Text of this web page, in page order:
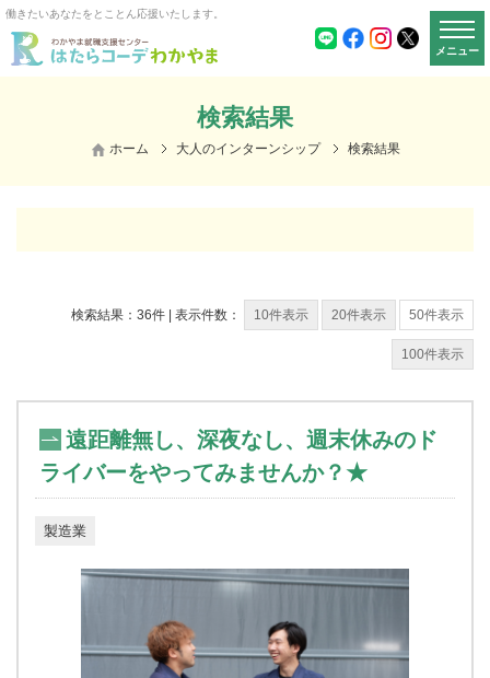
働きたいあなたをとことん応援いたします。
メニュー
検索結果
ホーム 大人のインターンシップ 検索結果
検索結果：36件 | 表示件数： 10件表示 20件表示 50件表示
100件表示
遠距離無し、深夜なし、週末休みのド
ライバーをやってみませんか？★
製造業